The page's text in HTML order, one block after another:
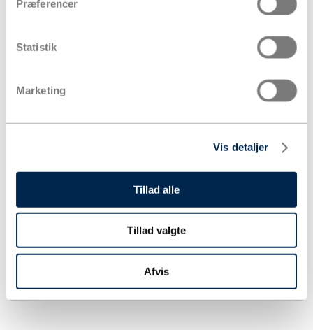
Præferencer
Statistik
Marketing
Vis detaljer
Tillad alle
Tillad valgte
Afvis